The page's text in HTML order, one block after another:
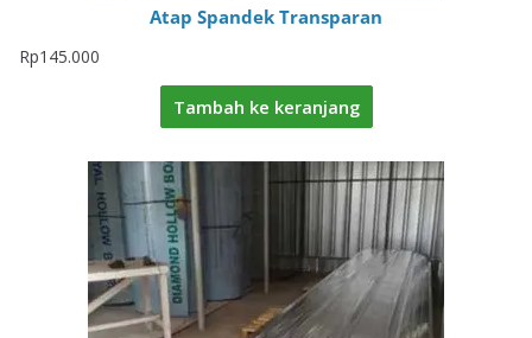
Atap Spandek Transparan
Rp145.000
Tambah ke keranjang